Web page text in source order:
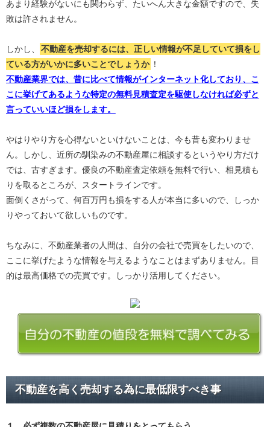
あまり経験がないにも関わらず、たいへん大きな金額ですので、失
敗は許されません。
しかし、
不動産を売却するには、正しい情報が不足していて損をし
ている方がいかに多いことでしょうか ！
不動産業界では、昔に比べて情報がインターネット化しており、こ
こに挙げてあるような特定の無料見積査定を駆使しなければ必ずと
言っていいほど損をします。
やはりやり方を心得ないといけないことは、今も昔も変わりませ
ん。しかし、近所の馴染みの不動産屋に相談するというやり方だけ
では、古すぎます。優良の不動産査定依頼を無料で行い、相見積も
りを取るところが、スタートラインです。
面倒くさがって、何百万円も損をする人が本当に多いので、しっか
りやっておいて欲しいものです。
ちなみに、不動産業者の人間は、自分の会社で売買をしたいので、
ここに挙げたような情報を与えるようなことはまずありません。目
的は最高価格での売買です。しっかり活用してください。
不動産を高く売却する為に最低限すべき事